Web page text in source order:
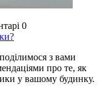
0
з вами
про те, як
у вашому будинку.